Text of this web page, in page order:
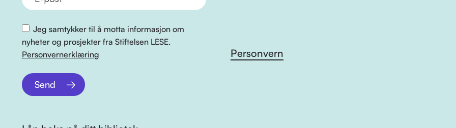
Jeg samtykker til å motta informasjon om
nyheter og prosjekter fra Stiftelsen LESE.
Personvernerklæring
Send
Personvern